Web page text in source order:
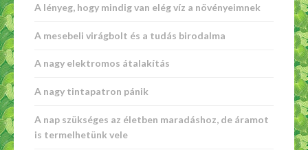
A lényeg, hogy mindig van elég víz a növényeimnek
A mesebeli virágbolt és a tudás birodalma
A nagy elektromos átalakítás
A nagy tintapatron pánik
A nap szükséges az életben maradáshoz, de áramot
is termelhetünk vele